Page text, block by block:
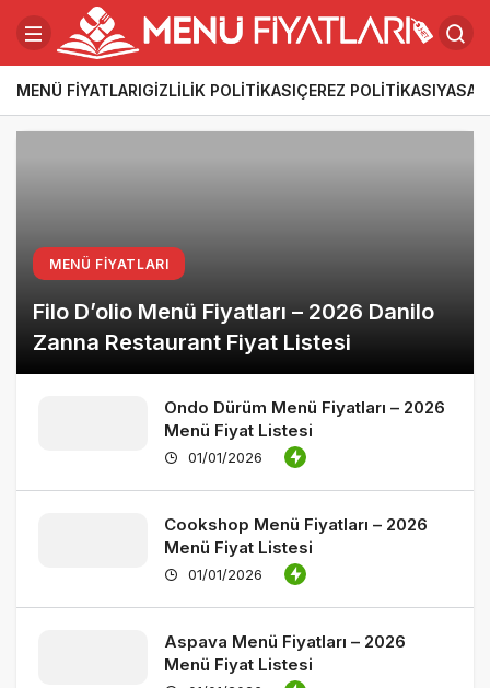
MENÜ FIYATLARIGIZLILIK POLITIKASIÇEREZ POLITIKASIYASAL
MENÜ FIYATLARI
Filo D’olio Menü Fiyatları – 2026 Danilo
Zanna Restaurant Fiyat Listesi
Ondo Dürüm Menü Fiyatları – 2026
Menü Fiyat Listesi
01/01/2026
Cookshop Menü Fiyatları – 2026
Menü Fiyat Listesi
01/01/2026
Aspava Menü Fiyatları – 2026
Menü Fiyat Listesi